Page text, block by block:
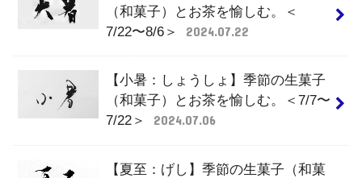
（和菓子）とお茶を愉しむ。＜
7/22〜8/6＞
2024.07.22
【小暑：しょうしょ】季節の生菓子
（和菓子）とお茶を愉しむ。＜7/7〜
7/22＞
2024.07.06
【夏至：げし】季節の生菓子（和菓